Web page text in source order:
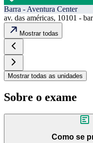
Barra - Aventura Center
av. das américas, 10101 -
Mostrar todas
Mostrar todas as unidades
Sobre o exame
Como se